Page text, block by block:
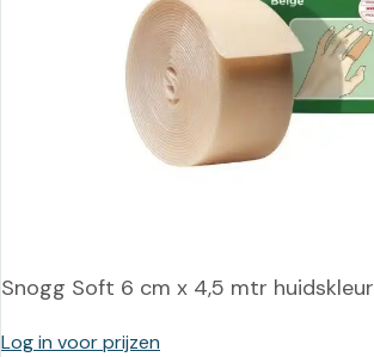
Snogg Soft 6 cm x 4,5 mtr huidskleur
Log in voor prijzen